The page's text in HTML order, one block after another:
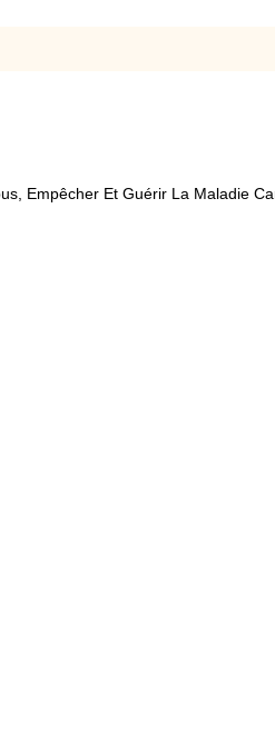
Empêcher Et Guérir La Maladie